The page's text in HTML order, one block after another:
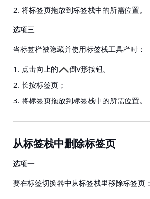
将标签页拖放到标签栈中的所需位置。
选项三
当标签栏被隐藏并使用标签栈工具栏时：
点击向上的
倒V形按钮。
长按标签页；
将标签页拖放到标签栈中的所需位置。
从标签栈中删除标签页
选项一
要在标签切换器中从标签栈里移除标签页：